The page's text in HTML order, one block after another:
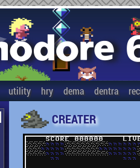
utility hry dema dentra
CREATER